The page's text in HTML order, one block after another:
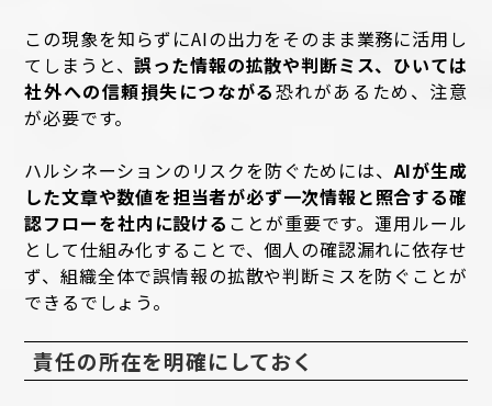
この現象を知らずにAIの出力をそのまま業務に活用し
てしまうと、誤った情報の拡散や判断ミス、ひいては
社外への信頼損失につながる恐れがあるため、注意
が必要です。
ハルシネーションのリスクを防ぐためには、AIが生成
した文章や数値を担当者が必ず一次情報と照合する確
認フローを社内に設ける ことが重要です。運用ルール
として仕組み化することで、個人の確認漏れに依存せ
ず、組織全体で誤情報の拡散や判断ミスを防ぐことが
できるでしょう。
責任の所在を明確にしておく